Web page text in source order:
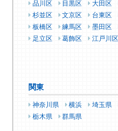
品川区
目黒区 大田区
杉並区
文京区 台東区
板橋区
練馬区 墨田区
足立区
葛飾区 江戸川区
関東
神奈川県 横浜 埼玉県
栃木県
群馬県